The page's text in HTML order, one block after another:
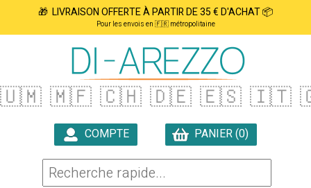
🎁 LIVRAISON OFFERTE À PARTIR DE 35 € D'ACHAT 📦
Pour les envois en 🇫🇷 métropolitaine
🇺🇲 🇲🇫 🇨🇭 🇩🇪 🇪🇸 🇮🇹
COMPTE
PANIER (0)